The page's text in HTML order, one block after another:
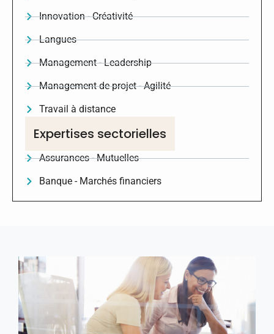
Innovation - Créativité
Langues
Management - Leadership
Management de projet - Agilité
Travail à distance
Expertises sectorielles
Assurances - Mutuelles
Banque - Marchés financiers